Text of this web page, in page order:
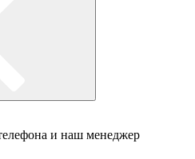
и наш менеджер